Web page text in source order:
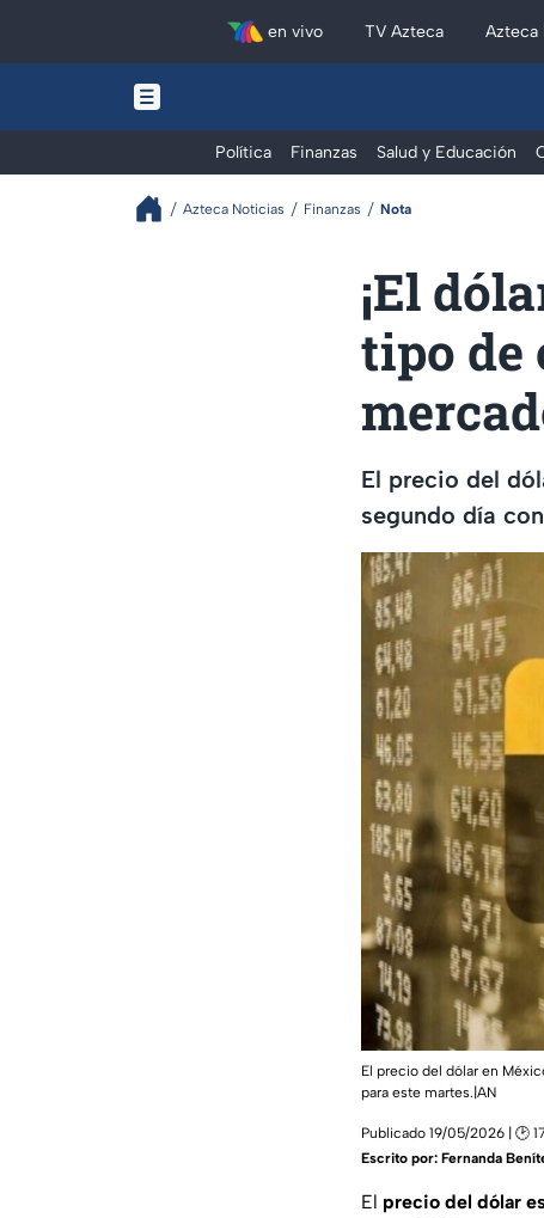
en vivo TV Azteca Azteca
Política Finanzas Salud y Educación
Azteca Noticias Finanzas Nota
¡El
tipo de
El precio del
segundo día
El precio del dólar en
para este martes.|AN
Publicado 19/05/2026 | 🕑
Escrito por: Fernanda
El precio del dólar